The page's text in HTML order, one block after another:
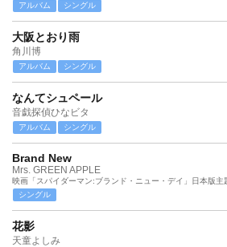
アルバム シングル
大阪とおり雨
角川博
アルバム シングル
なんてシュペール
音戯探偵ひなビタ
アルバム シングル
Brand New
Mrs. GREEN APPLE
映画「スパイダーマン:ブランド・ニュー・デイ」日本版主
シングル
花影
天童よしみ